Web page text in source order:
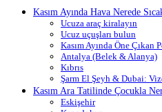
Kasım Ayında Hava Nerede
Ucuza araç kiralayın
Ucuz uçuşları bulun
Kasım Ayında Öne Çıkan
Antalya (Belek & Alanya)
Kıbrıs
Şarm El Şeyh & Dubai:
Kasım Ara Tatilinde Çocukla
Eskişehir